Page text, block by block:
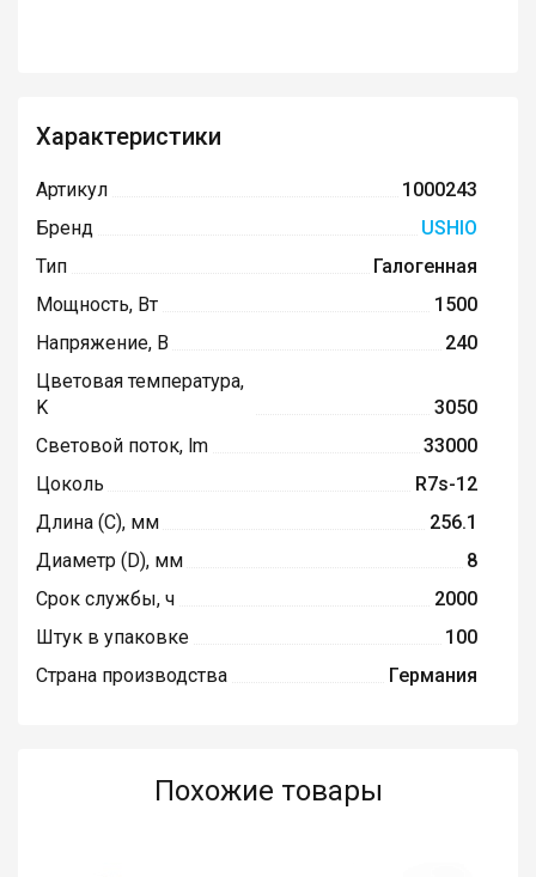
Характеристики
Артикул
1000243
Бренд
USHIO
Тип
Галогенная
Мощность, Вт
1500
Напряжение, В
240
Цветовая температура,
K
3050
Световой поток, lm
33000
Цоколь
R7s-12
Длина (C), мм
256.1
Диаметр (D), мм
8
Срок службы, ч
2000
Штук в упаковке
100
Страна производства
Германия
Похожие товары